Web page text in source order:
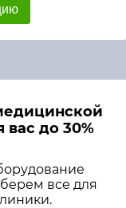
до 30%
все для